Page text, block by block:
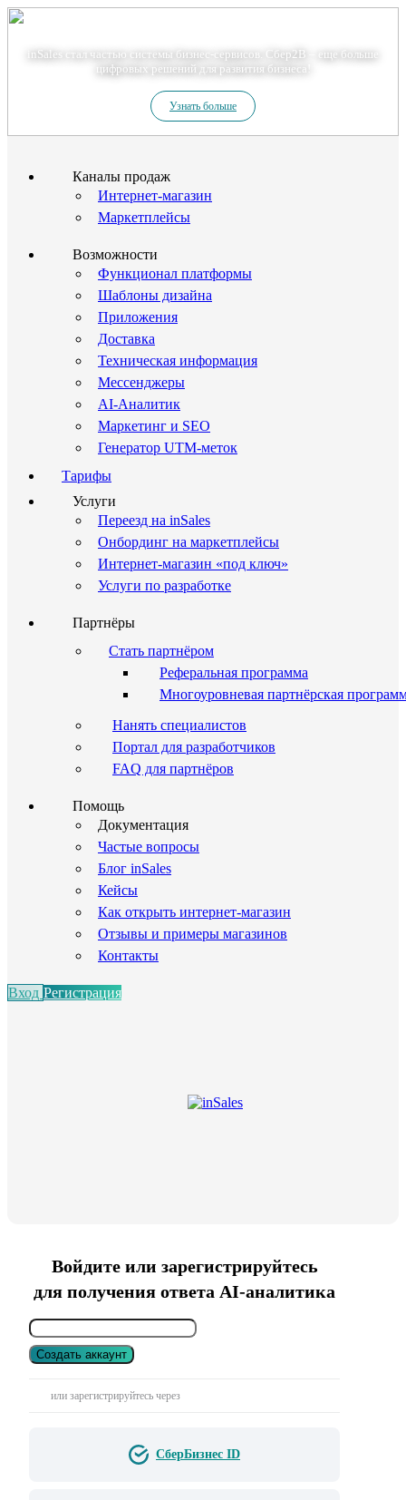
inSales стал частью системы бизнес-сервисов. Сбер2В – еще больше
цифровых решений для развития бизнеса!
Узнать больше
Каналы продаж
Интернет-магазин
Маркетплейсы
Возможности
Функционал платформы
Шаблоны дизайна
Приложения
Доставка
Техническая информация
Мессенджеры
AI-Аналитик
Маркетинг и SEO
Генератор UTM-меток
Тарифы
Услуги
Переезд на inSales
Онбординг на маркетплейсы
Интернет-магазин «под ключ»
Услуги по разработке
Партнёры
Стать партнёром
Реферальная программа
Многоуровневая партнёрская
Нанять специалистов
Портал для разработчиков
FAQ для партнёров
Помощь
Документация
Частые вопросы
Блог inSales
Кейсы
Как открыть интернет-магазин
Отзывы и примеры магазинов
Контакты
Вход Регистрация
Войдите или зарегистрируйтесь
для получения ответа AI-аналитика
Создать аккаунт
или зарегистрируйтесь через
СберБизнес ID